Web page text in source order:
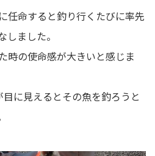
任命すると釣り行くたびに率先
しました。
時の使命感が大きいと感じま
に見えるとその魚を釣ろうと